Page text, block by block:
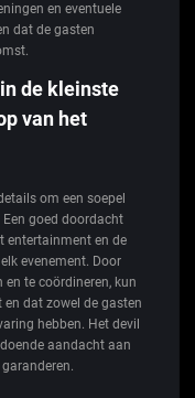
en eventuele
dat de gasten
de kleinste
van het
om een soepel
goed doordacht
entertainment en de
evenement. Door
te coördineren, kun
dat zowel de gasten
hebben. Het devil
aandacht aan